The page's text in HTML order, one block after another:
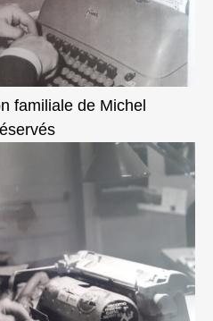
familiale de Michel